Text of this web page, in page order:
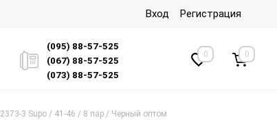
Вход Регистрация
(095) 88-57-525
(067) 88-57-525
(073) 88-57-525
0 0
3 Supo / 41-46 / 8 пар / Черный оптом